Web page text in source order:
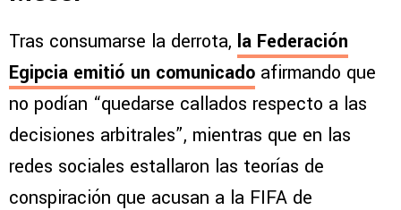
Tras consumarse la derrota, la Federación
Egipcia emitió un comunicado afirmando que
no podían “quedarse callados respecto a las
decisiones arbitrales”, mientras que en las
redes sociales estallaron las teorías de
conspiración que acusan a la FIFA de